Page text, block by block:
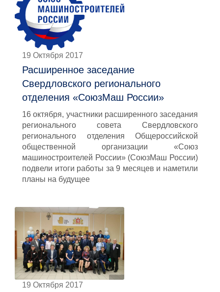
19 Октября 2017
Расширенное заседание
Свердловского регионального
отделения «СоюзМаш России»
16 октября, участники расширенного заседания
регионального совета Свердловского
регионального отделения Общероссийской
общественной организации «Союз
машиностроителей России» (СоюзМаш России)
подвели итоги работы за 9 месяцев и наметили
планы на будущее
19 Октября 2017